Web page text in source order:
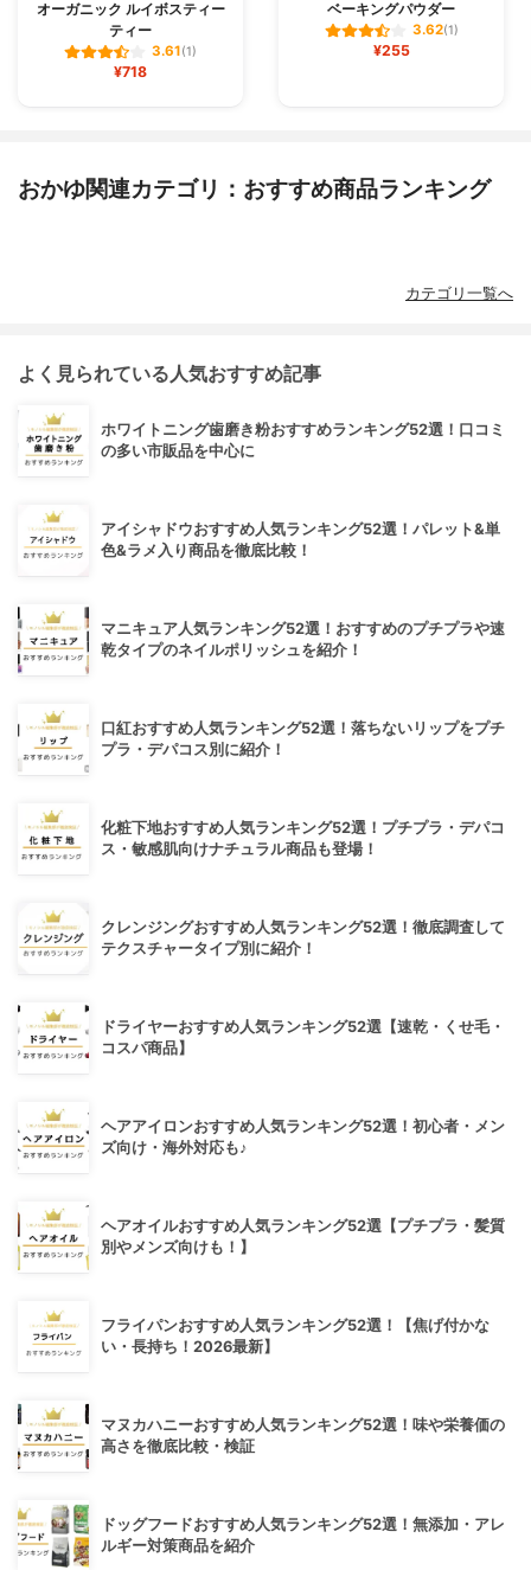
オーガニック ルイボスティー
ティー
3.61(1)
¥718
ベーキングパウダー
3.62(1)
¥255
おかゆ関連カテゴリ：おすすめ商品ランキング
カテゴリ一覧へ
よく見られている人気おすすめ記事
ホワイトニング歯磨き粉おすすめランキング52選！口コミ
の多い市販品を中心に
アイシャドウおすすめ人気ランキング52選！パレット&単
色&ラメ入り商品を徹底比較！
マニキュア人気ランキング52選！おすすめのプチプラや速
乾タイプのネイルポリッシュを紹介！
口紅おすすめ人気ランキング52選！落ちないリップをプチ
プラ・デパコス別に紹介！
化粧下地おすすめ人気ランキング52選！プチプラ・デパコ
ス・敏感肌向けナチュラル商品も登場！
クレンジングおすすめ人気ランキング52選！徹底調査して
テクスチャータイプ別に紹介！
ドライヤーおすすめ人気ランキング52選【速乾・くせ毛・
コスパ商品】
ヘアアイロンおすすめ人気ランキング52選！初心者・メン
ズ向け・海外対応も♪
ヘアオイルおすすめ人気ランキング52選【プチプラ・髪質
別やメンズ向けも！】
フライパンおすすめ人気ランキング52選！【焦げ付かな
い・長持ち！2026最新】
マヌカハニーおすすめ人気ランキング52選！味や栄養価の
高さを徹底比較・検証
ドッグフードおすすめ人気ランキング52選！無添加・アレ
ルギー対策商品を紹介